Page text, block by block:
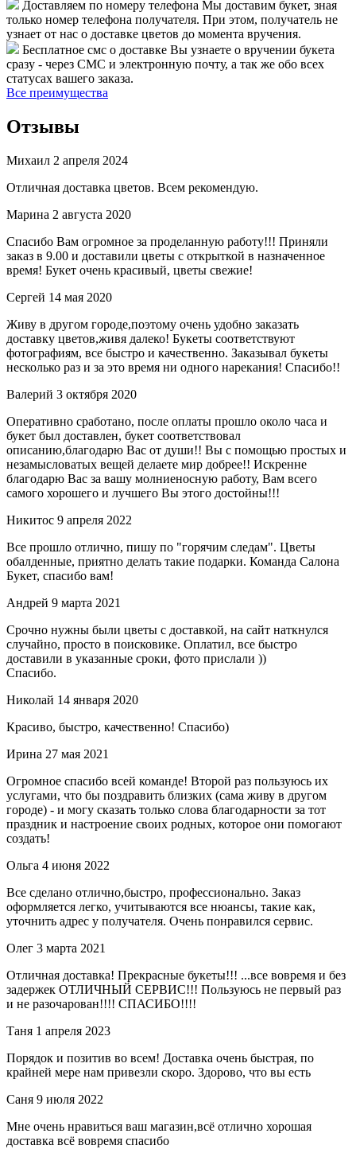
Доставляем по номеру телефона Мы доставим букет, зная
только номер телефона получателя. При этом, получатель не
узнает от нас о доставке цветов до момента вручения.
Бесплатное смс о доставке Вы узнаете о вручении букета
сразу - через СМС и электронную почту, а так же обо всех
статусах вашего заказа.
Все преимущества
Отзывы
Михаил 2 апреля 2024
Отличная доставка цветов. Всем рекомендую.
Марина 2 августа 2020
Спасибо Вам огромное за проделанную работу!!! Приняли
заказ в 9.00 и доставили цветы с открыткой в назначенное
время! Букет очень красивый, цветы свежие!
Сергей 14 мая 2020
Живу в другом городе,поэтому очень удобно заказать
доставку цветов,живя далеко! Букеты соответствуют
фотографиям, все быстро и качественно. Заказывал букеты
несколько раз и за это время ни одного нарекания! Спасибо!!
Валерий 3 октября 2020
Оперативно сработано, после оплаты прошло около часа и
букет был доставлен, букет соответствовал
описанию,благодарю Вас от души!! Вы с помощью простых и
незамысловатых вещей делаете мир добрее!! Искренне
благодарю Вас за вашу молниеносную работу, Вам всего
самого хорошего и лучшего Вы этого достойны!!!
Никитос 9 апреля 2022
Все прошло отлично, пишу по "горячим следам". Цветы
обалденные, приятно делать такие подарки. Команда Салона
Букет, спасибо вам!
Андрей 9 марта 2021
Срочно нужны были цветы с доставкой, на сайт наткнулся
случайно, просто в поисковике. Оплатил, все быстро
доставили в указанные сроки, фото прислали ))
Спасибо.
Николай 14 января 2020
Красиво, быстро, качественно! Спасибо)
Ирина 27 мая 2021
Огромное спасибо всей команде! Второй раз пользуюсь их
услугами, что бы поздравить близких (сама живу в другом
городе) - и могу сказать только слова благодарности за тот
праздник и настроение своих родных, которое они помогают
создать!
Ольга 4 июня 2022
Все сделано отлично,быстро, профессионально. Заказ
оформляется легко, учитываются все нюансы, такие как,
уточнить адрес у получателя. Очень понравился сервис.
Олег 3 марта 2021
Отличная доставка! Прекрасные букеты!!! ...все вовремя и без
задержек ОТЛИЧНЫЙ СЕРВИС!!! Пользуюсь не первый раз
и не разочарован!!!! СПАСИБО!!!!
Таня 1 апреля 2023
Порядок и позитив во всем! Доставка очень быстрая, по
крайней мере нам привезли скоро. Здорово, что вы есть
Саня 9 июля 2022
Мне очень нравиться ваш магазин,всё отлично хорошая
доставка всё вовремя спасибо